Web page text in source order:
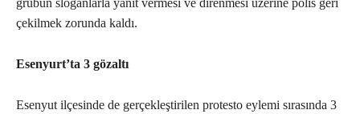
grubun sloganlarla yanıt vermesi ve direnmesi üzerine polis geri
çekilmek zorunda kaldı.
Esenyurt’ta 3 gözaltı
Esenyut ilçesinde de gerçekleştirilen protesto eylemi sırasında 3